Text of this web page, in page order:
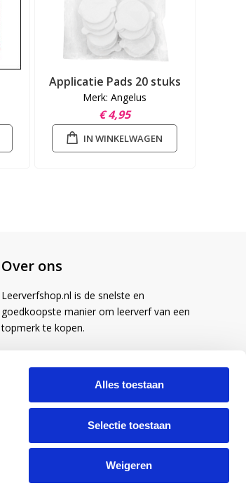
Alles toestaan
Selectie toestaan
Weigeren
Applicatie Pads 20 stuks
Merk: Angelus
€ 4,95
IN WINKELWAGEN
Over ons
Leerverfshop.nl is de snelste en
goedkoopste manier om leerverf van een
topmerk te kopen.